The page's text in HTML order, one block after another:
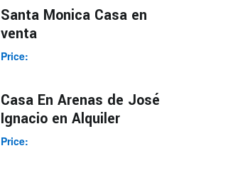
Santa Monica Casa en
venta
Price:
Casa En Arenas de José
Ignacio en Alquiler
Price: